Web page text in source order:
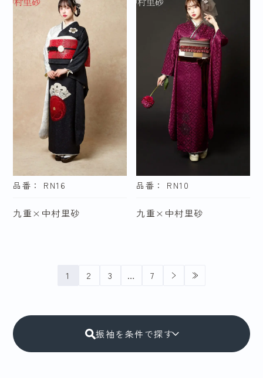
品番： RN16
九重×中村里砂
品番： RN10
九重×中村里砂
1 2 3 … 7
振袖を条件で探す